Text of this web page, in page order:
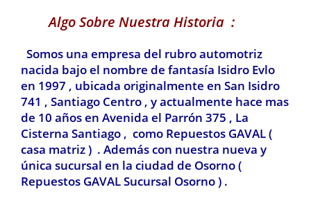
Algo Sobre Nuestra Historia :
Somos una empresa del rubro automotriz
nacida bajo el nombre de fantasía Isidro Evlo
en 1997 , ubicada originalmente en San Isidro
741 , Santiago Centro , y actualmente hace mas
de 10 años en Avenida el Parrón 375 , La
Cisterna Santiago , como Repuestos GAVAL (
casa matriz ) . Además con nuestra nueva y
única sucursal en la ciudad de Osorno (
Repuestos GAVAL Sucursal Osorno ) .